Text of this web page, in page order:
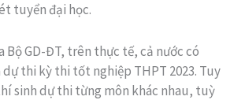
tuyển đại học.
Bộ GD-ĐT, trên thực tế, cả nước có
dự thi kỳ thi tốt nghiệp THPT 2023. Tuy
sinh dự thi từng môn khác nhau, tuỳ